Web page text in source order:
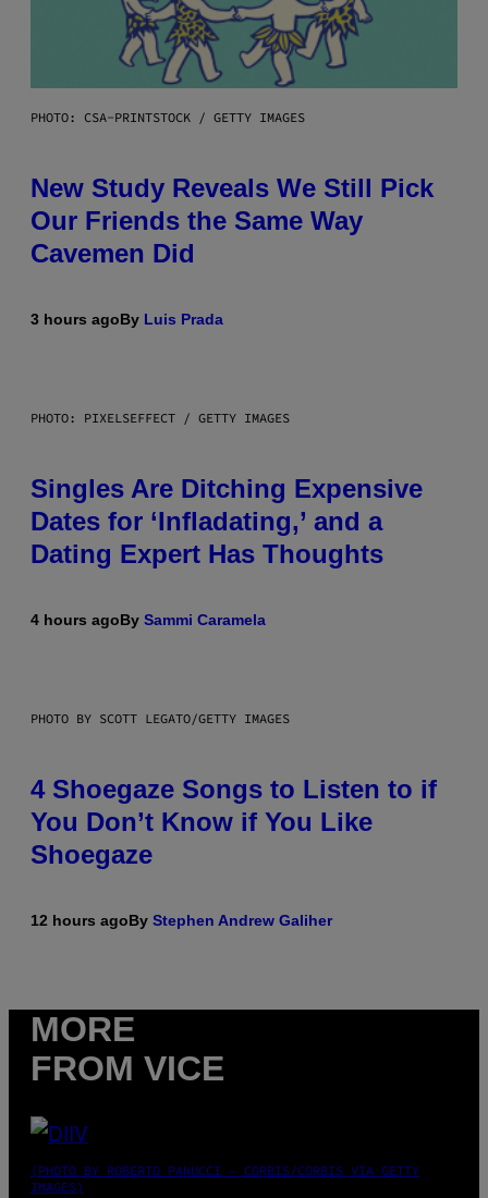
PHOTO: CSA-PRINTSTOCK / GETTY IMAGES
New Study Reveals We Still Pick
Our Friends the Same Way
Cavemen Did
3 hours agoBy Luis Prada
PHOTO: PIXELSEFFECT / GETTY IMAGES
Singles Are Ditching Expensive
Dates for ‘Infladating,’ and a
Dating Expert Has Thoughts
4 hours agoBy Sammi Caramela
PHOTO BY SCOTT LEGATO/GETTY IMAGES
4 Shoegaze Songs to Listen to if
You Don’t Know if You Like
Shoegaze
12 hours agoBy Stephen Andrew Galiher
MORE
FROM VICE
(PHOTO BY ROBERTO PANUCCI – CORBIS/CORBIS VIA GETTY
IMAGES)